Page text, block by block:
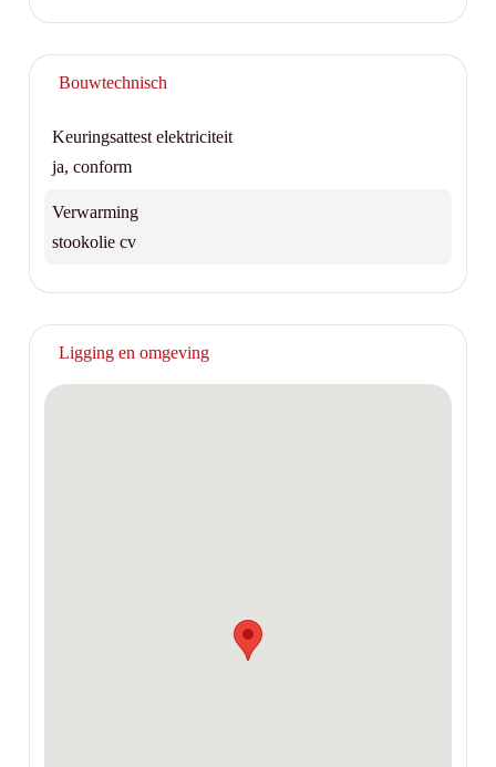
Bouwtechnisch
Keuringsattest elektriciteit
ja, conform
Verwarming
stookolie cv
Ligging en omgeving